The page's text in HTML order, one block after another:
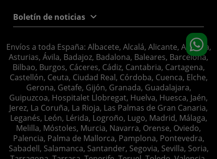
Boletín de noticias
Envíos a toda España: Albacete, Alcalá, Alicante, Almería,
Asturias, Ávila, Badajoz, Badalona, Baleares, Barcelona,
Bilbao, Burgos, Cáceres, Cádiz, Cantabria, Cartagena,
Castellón, Ceuta, Ciudad Real, Córdoba, Cuenca, Elche,
Gerona, Getafe, Gijón, Granada, Guadalajara,
Guipuzcoa, Hospitalet Llobregat, Huelva, Huesca, Jaén,
Jerez, La Coruña, La Rioja, Las Palmas de Gran Canaria,
Leganés, León, Lérida, Logroño, Lugo, Madrid, Málaga,
Melilla, Móstoles, Murcia, Navarra, Orense, Oviedo,
Palencia, Palma de Mallorca, Pamplona, Pontevedra,
Sabadell, Salamanca, Santander, Segovia, Sevilla, Soria,